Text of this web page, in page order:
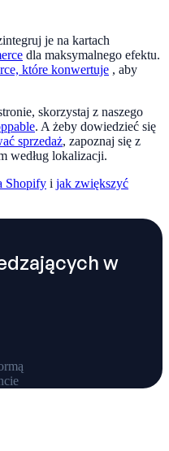
je na kartach
dla maksymalnego efektu.
które konwertuje , aby
skorzystaj z naszego
. A żeby dowiedzieć się
sprzedaż, zapoznaj się z
według lokalizacji.
Shopify i jak zwiększyć
w